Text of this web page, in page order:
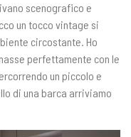
scenografico e
un tocco vintage si
circostante. Ho
perfettamente con le
un piccolo e
di una barca arriviamo